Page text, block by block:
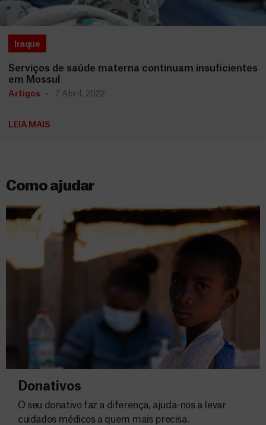
Iraque
Serviços de saúde materna continuam insuficientes
em Mossul
Artigos 7 Abril, 2022
LEIA MAIS
Como ajudar
Donativos
O seu donativo faz a diferença, ajuda-nos a levar
cuidados médicos a quem mais precisa.